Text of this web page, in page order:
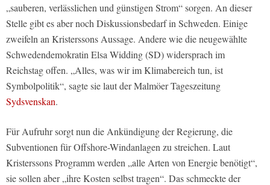
„sauberen, verlässlichen und günstigen Strom“ sorgen. An dieser
Stelle gibt es aber noch Diskussionsbedarf in Schweden. Einige
zweifeln an Kristerssons Aussage. Andere wie die neugewählte
Schwedendemokratin Elsa Widding (SD) widersprach im
Reichstag offen. „Alles, was wir im Klimabereich tun, ist
Symbolpolitik“, sagte sie laut der Malmöer Tageszeitung
Sydsvenskan.
Für Aufruhr sorgt nun die Ankündigung der Regierung, die
Subventionen für Offshore-Windanlagen zu streichen. Laut
Kristerssons Programm werden „alle Arten von Energie benötigt“,
sie sollen aber „ihre Kosten selbst tragen“. Das schmeckte der